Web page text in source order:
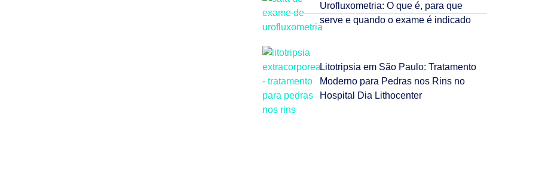
Urofluxometria: O que é, para que
serve e quando o exame é indicado
Litotripsia em São Paulo: Tratamento
Moderno para Pedras nos Rins no
Hospital Dia Lithocenter